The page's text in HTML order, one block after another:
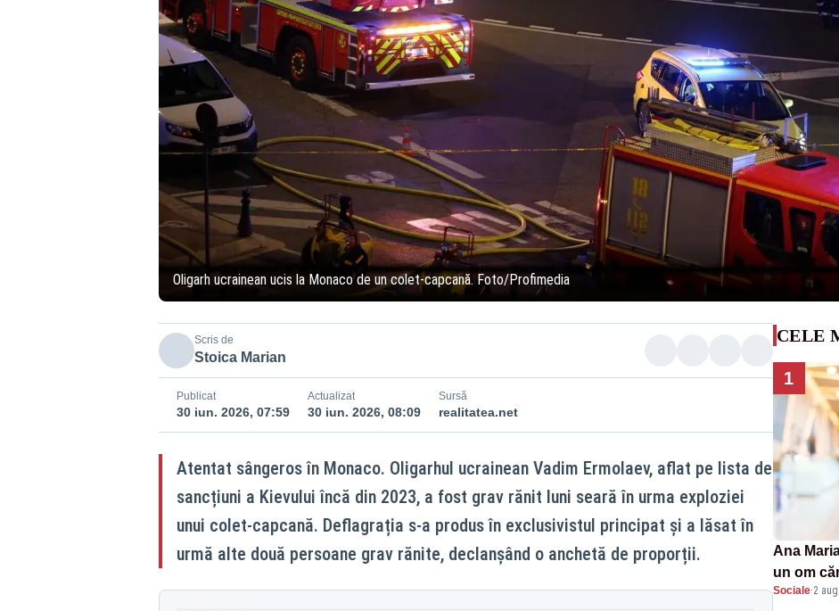
Oligarh ucrainean ucis la Monaco de un colet-capcană. Foto/Profimedia
Scris de
Stoica Marian
Publicat
30 iun. 2026, 07:59
Actualizat
30 iun. 2026, 08:09
Sursă
realitatea.net
Atentat sângeros în Monaco. Oligarhul ucrainean Vadim Ermolaev, aflat pe lista de
sancțiuni a Kievului încă din 2023, a fost grav rănit luni seară în urma exploziei
unui colet-capcană. Deflagrația s-a produs în exclusivistul principat și a lăsat în
urmă alte două persoane grav rănite, declanșând o anchetă de proporții.
CELE
1
Ana
un om
portiță?”
Sociale·2